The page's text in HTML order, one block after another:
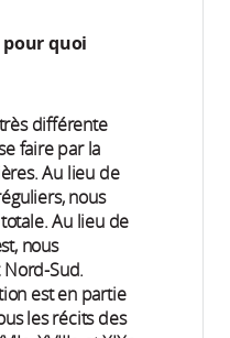
quoi
très différente
faire par la
Au lieu de
nous
Au lieu de
nous
Nord-Sud.
est en partie
les récits des